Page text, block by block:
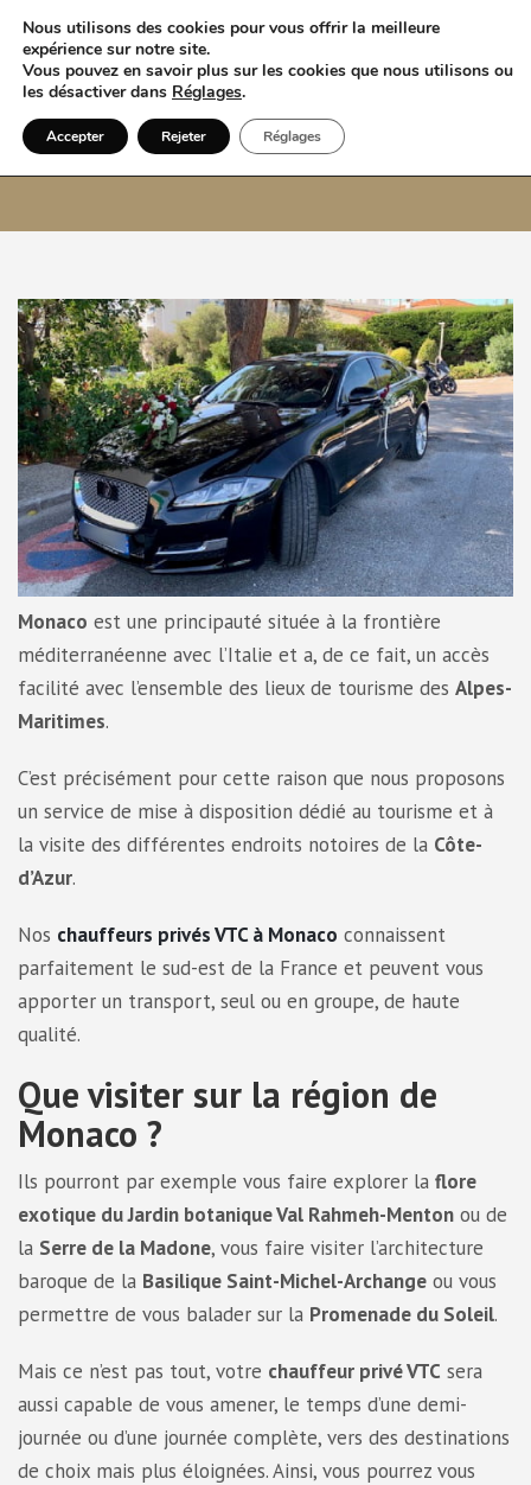
VTC Monaco
Monaco est une principauté située à la frontière
méditerranéenne avec l’Italie et a, de ce fait, un accès
facilité avec l’ensemble des lieux de tourisme des Alpes-
Maritimes.
C’est précisément pour cette raison que nous proposons
un service de mise à disposition dédié au tourisme et à
la visite des différentes endroits notoires de la Côte-
d’Azur.
Nos chauffeurs privés VTC à Monaco connaissent
parfaitement le sud-est de la France et peuvent vous
apporter un transport, seul ou en groupe, de haute
qualité.
Que visiter sur la région de
Monaco ?
Ils pourront par exemple vous faire explorer la flore
exotique du Jardin botanique Val Rahmeh-Menton ou de
la Serre de la Madone, vous faire visiter l’architecture
baroque de la Basilique Saint-Michel-Archange ou vous
permettre de vous balader sur la Promenade du Soleil.
Mais ce n’est pas tout, votre chauffeur privé VTC sera
aussi capable de vous amener, le temps d’une demi-
journée ou d’une journée complète, vers des destinations
de choix mais plus éloignées. Ainsi, vous pourrez vous
Nous utilisons des cookies pour vous offrir la meilleure
expérience sur notre site.
Vous pouvez en savoir plus sur les cookies que nous utilisons ou
les désactiver dans Réglages.
Accepter Rejeter Réglages